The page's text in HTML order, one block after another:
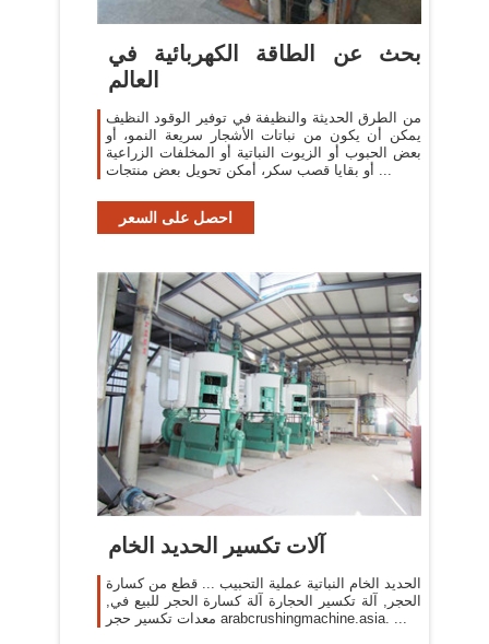
بحث عن الطاقة الكهربائية في
العالم
من الطرق الحديثة والنظيفة في توفير الوقود النظيف
يمكن أن يكون من نباتات الأشجار سريعة النمو، أو
بعض الحبوب أو الزيوت النباتية أو المخلفات الزراعية
أو بقايا قصب سكر، أمكن تحويل بعض منتجات ...
احصل على السعر
آلات تكسير الحديد الخام
الحديد الخام النباتية عملية التحبيب ... قطع من كسارة
الحجر, آلة تكسير الحجارة آلة كسارة الحجر للبيع في,
معدات تكسير حجر arabcrushingmachine.asia. ...